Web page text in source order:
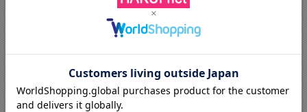
203 カゼン ナースウェア カーディガン男性用 Vネック ポ
ケット付き セットインスリーブ KAZEN 上着 羽織 メンズ